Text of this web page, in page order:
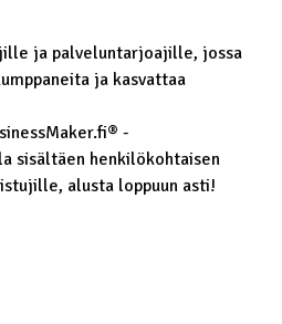
ja palveluntarjoajille, jossa
ja kasvattaa
-
sisältäen henkilökohtaisen
alusta loppuun asti!